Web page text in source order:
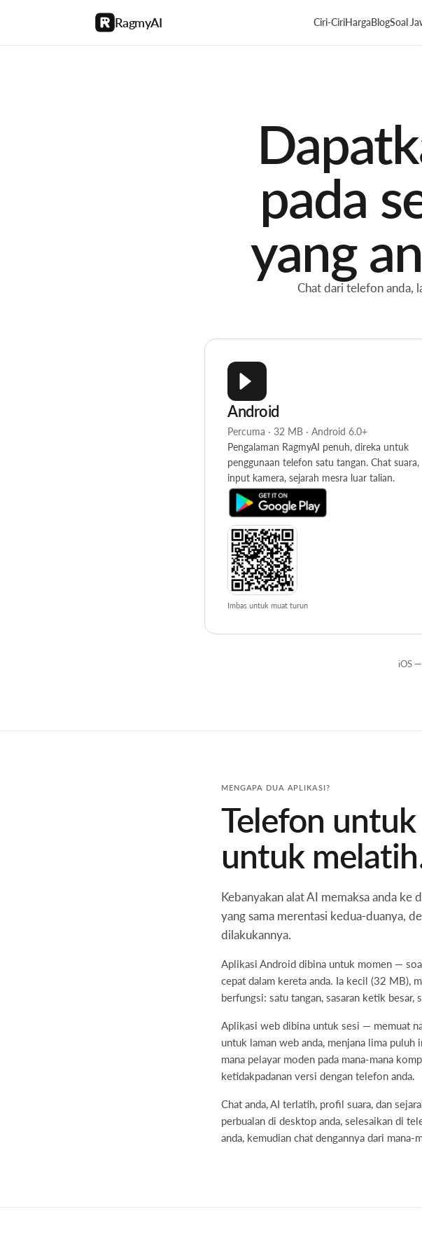
RagmyAI Ciri-CiriHargaBlogSoal
pada
yang
Chat dari telefon anda,
Android
Percuma · 32 MB · Android 6.0+
Pengalaman RagmyAI penuh, direka untuk
penggunaan telefon satu tangan. Chat suara,
input kamera, sejarah mesra luar talian.
Imbas untuk muat turun
iOS —
MENGAPA DUA APLIKASI?
Telefon
untuk
Kebanyakan alat AI memaksa anda ke
yang sama merentasi kedua-duanya,
dilakukannya.
Aplikasi Android dibina untuk momen —
cepat dalam kereta anda. Ia kecil (32 MB),
berfungsi: satu tangan, sasaran ketik besar,
Aplikasi web dibina untuk sesi — memuat
untuk laman web anda, menjana lima
mana pelayar moden pada mana-mana
ketidakpadanan versi dengan telefon anda.
Chat anda, AI terlatih, profil suara, dan
perbualan di desktop anda, selesaikan di
anda, kemudian chat dengannya dari mana-